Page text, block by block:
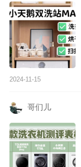
2024-11-15
哥们儿